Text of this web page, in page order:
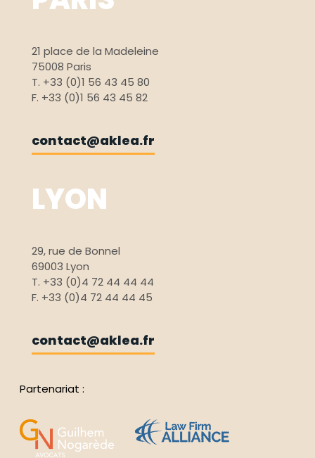
21 place de la Madeleine
75008 Paris
T. +33 (0)1 56 43 45 80
F. +33 (0)1 56 43 45 82
contact@aklea.fr
LYON
29, rue de Bonnel
69003 Lyon
T. +33 (0)4 72 44 44 44
F. +33 (0)4 72 44 44 45
contact@aklea.fr
Partenariat :